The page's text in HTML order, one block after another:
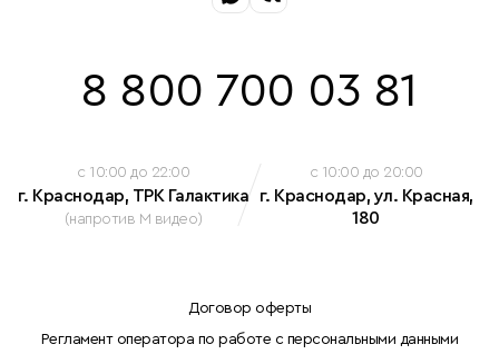
8 800 700 03 81
c 10:00 до 22:00
г. Краснодар, ТРК Галактика
(напротив М видео)
c 10:00 до 20:00
г. Краснодар, ул. Красная,
180
Договор оферты
Регламент оператора по работе с персональными данными